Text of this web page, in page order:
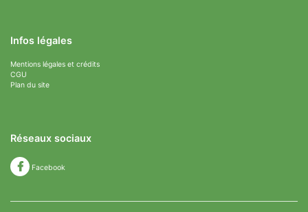
Infos légales
Mentions légales et crédits
CGU
Plan du site
Réseaux sociaux
Facebook